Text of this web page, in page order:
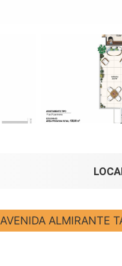
AVENIDA ALMIRANTE